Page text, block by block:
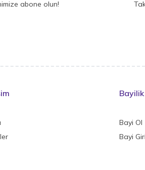
abone olun!
Bayilik
Bayi Ol
Bayi